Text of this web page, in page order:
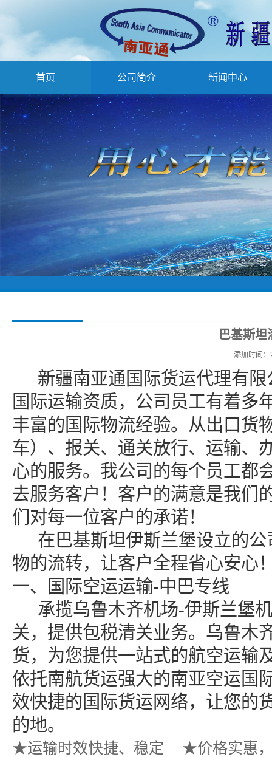
首页 公司简介 新闻中心
巴基斯坦
添加时间
新疆南亚通国际货运代理有
国际运输资质，公司员工有着多
丰富的国际物流经验。从出口货
车）、报关、通关放行、运输、
心的服务。我公司的每个员工都
去服务客户！客户的满意是我们
们对每一位客户的承诺！
在巴基斯坦伊斯兰堡设立的
物的流转，让客户全程省心安心
一、
国际空运运输-中巴专线
承揽乌鲁木齐机场-伊斯兰堡
关，提供包税清关业务。乌鲁木
货，为您提供一站式的航空运输
依托南航货运强大的南亚空运国
效快捷的国际货运网络，让您的
的地。
★运输时效快捷、稳定 ★价格实惠